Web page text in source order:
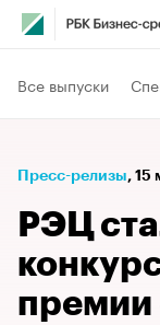
Все выпуски
Пресс-релизы⁠, 15
РЭЦ
премии